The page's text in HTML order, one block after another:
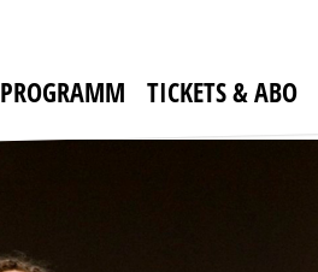
PROGRAMM TICKETS & ABO